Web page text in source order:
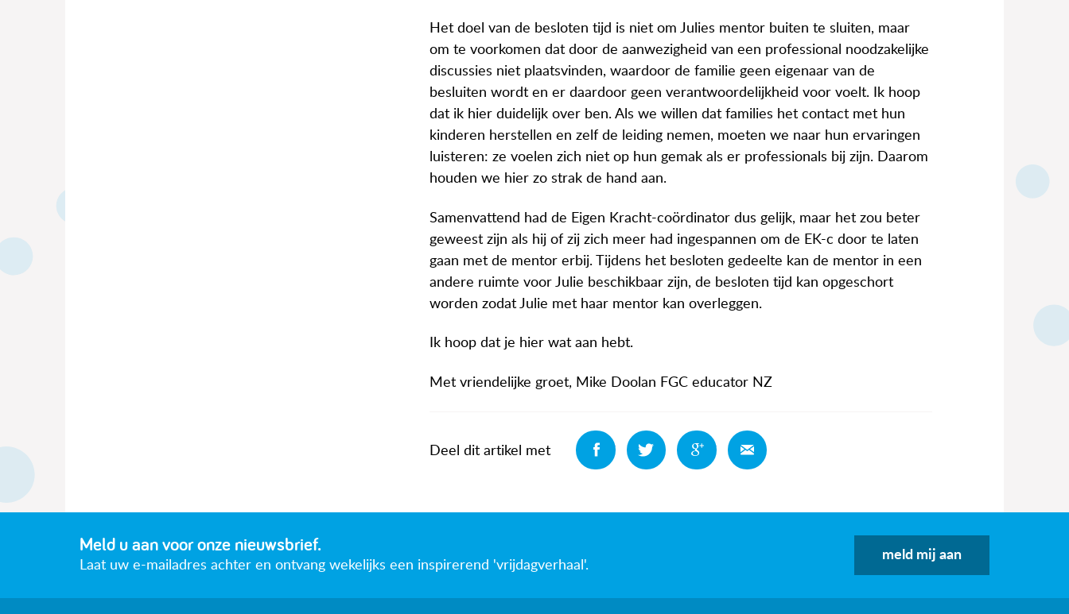
Het doel van de besloten tijd is niet om Julies mentor buiten te sluiten, maar
om te voorkomen dat door de aanwezigheid van een professional noodzakelijke
discussies niet plaatsvinden, waardoor de familie geen eigenaar van de
besluiten wordt en er daardoor geen verantwoordelijkheid voor voelt. Ik hoop
dat ik hier duidelijk over ben. Als we willen dat families het contact met hun
kinderen herstellen en zelf de leiding nemen, moeten we naar hun ervaringen
luisteren: ze voelen zich niet op hun gemak als er professionals bij zijn. Daarom
houden we hier zo strak de hand aan.
Samenvattend had de Eigen Kracht-coördinator dus gelijk, maar het zou beter
geweest zijn als hij of zij zich meer had ingespannen om de EK-c door te laten
gaan met de mentor erbij. Tijdens het besloten gedeelte kan de mentor in een
andere ruimte voor Julie beschikbaar zijn, de besloten tijd kan opgeschort
worden zodat Julie met haar mentor kan overleggen.
Ik hoop dat je hier wat aan hebt.
Met vriendelijke groet, Mike Doolan FGC educator NZ
Deel dit artikel met
Deel Deel Deel
Meld u aan voor onze nieuwsbrief.
Laat uw e-mailadres achter en ontvang wekelijks een inspirerend 'vrijdagverhaal'.
meld mij aan